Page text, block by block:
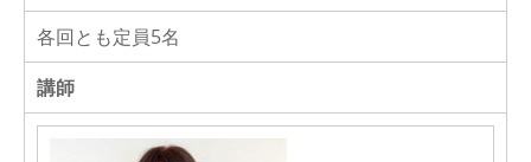
各回とも定員5名
講師